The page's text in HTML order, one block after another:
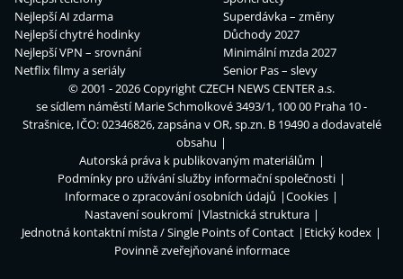
Nejlepší AI zdarma
Nejlepší chytré hodinky
Nejlepší VPN – srovnání
Netflix filmy a seriály
Superdávka – změny
Důchody 2027
Minimální mzda 2027
Senior Pas – slevy
© 2001 - 2026 CopyrightCZECH NEWS CENTER a.s.
se sídlem náměstí Marie Schmolkové 3493/1, 100 00 Praha 10 -
Strašnice, IČO: 02346826, zapsána v OR, sp.zn. B 19490 a dodavatelé
obsahu
Autorská práva k publikovaným materiálům
Podmínky pro užívání služby informační společnosti
Informace o zpracování osobních údajů
Cookies
Nastavení soukromí
Vlastnická struktura
Jednotná kontaktní místa / Single Points of Contact
Etický kodex
Povinně zveřejňované informace